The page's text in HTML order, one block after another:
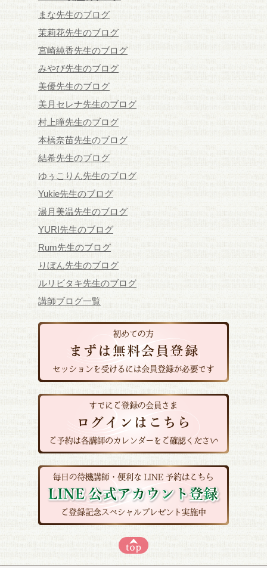
まな先生のブログ
茉莉花先生のブログ
宮崎純香先生のブログ
みやび先生のブログ
美優先生のブログ
美月セレナ先生のブログ
村上瞳先生のブログ
本橋奈苗先生のブログ
結希先生のブログ
ゆぅこりん先生のブログ
Yukie先生のブログ
湯月美温先生のブログ
YURI先生のブログ
Rum先生のブログ
りぼん先生のブログ
ルリビタキ先生のブログ
講師ブログ一覧